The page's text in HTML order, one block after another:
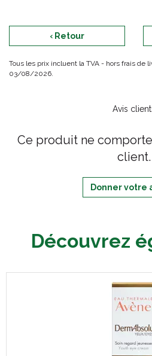
‹ Retour
Tous les prix incluent la TVA - hors frais de
03/08/2026.
Avis
Ce produit ne comporte
client.
Donner votre
Découvrez